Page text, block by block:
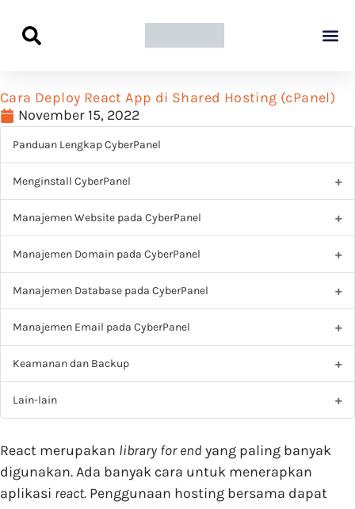
Cara Deploy React App di Shared Hosting (cPanel)
November 15, 2022
Panduan Lengkap CyberPanel
Menginstall CyberPanel
Manajemen Website pada CyberPanel
Manajemen Domain pada CyberPanel
Manajemen Database pada CyberPanel
Manajemen Email pada CyberPanel
Keamanan dan Backup
Lain-lain
React merupakan library for end yang paling banyak
digunakan. Ada banyak cara untuk menerapkan
aplikasi react. Penggunaan hosting bersama dapat